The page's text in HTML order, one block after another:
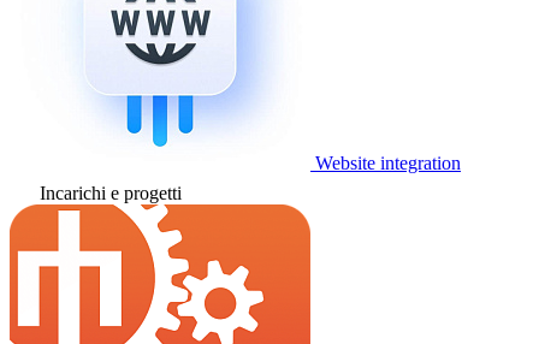
Website integration
Incarichi e progetti